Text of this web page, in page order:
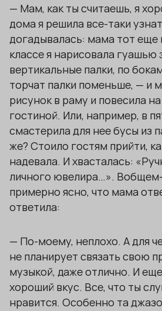
— Мам, как ты считаешь, я
дома я решила все-таки
догадывалась: мама тот еще
классе я нарисовала гуашью
вертикальные палки, по
торчат палки поменьше, — и
рисунок в раму и повесила
гостиной. Или, например, в
смастерила для нее бусы из
же? Стоило гостям прийти,
надевала. И хвасталась:
личного ювелира…».
примерно ясно, что мама
ответила:
— По-моему, неплохо. А для
не планирует связать свою
музыкой, даже отлично. И
хороший вкус. Все, что ты
нравится. Особенно та